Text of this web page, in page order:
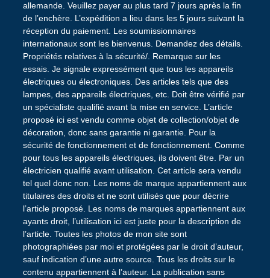
allemande. Veuillez payer au plus tard 7 jours après la fin
de l’enchère. L’expédition a lieu dans les 5 jours suivant la
réception du paiement. Les soumissionnaires
internationaux sont les bienvenus. Demandez des détails.
Propriétés relatives à la sécurité/. Remarque sur les
essais. Je signale expressément que tous les appareils
électriques ou électroniques. Des articles tels que des
lampes, des appareils électriques, etc. Doit être vérifié par
un spécialiste qualifié avant la mise en service. L’article
proposé ici est vendu comme objet de collection/objet de
décoration, donc sans garantie ni garantie. Pour la
sécurité de fonctionnement et de fonctionnement. Comme
pour tous les appareils électriques, ils doivent être. Par un
électricien qualifié avant utilisation. Cet article sera vendu
tel quel donc non. Les noms de marque appartiennent aux
titulaires des droits et ne sont utilisés que pour décrire
l’article proposé. Les noms de marques appartiennent aux
ayants droit, l’utilisation ici est juste pour la description de
l’article. Toutes les photos de mon site sont
photographiées par moi et protégées par le droit d’auteur,
sauf indication d’une autre source. Tous les droits sur le
contenu appartiennent à l’auteur. La publication sans